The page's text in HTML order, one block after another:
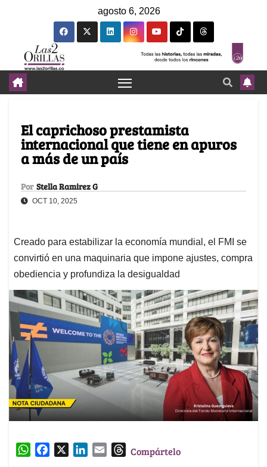
agosto 6, 2026
El caprichoso prestamista
internacional que tiene en apuros
a más de un país
Por Stella Ramirez G
OCT 10, 2025
Creado para estabilizar la economía mundial, el FMI se
convirtió en una maquinaria que impone ajustes, compra
obediencia y profundiza la desigualdad
W
TCompártelo